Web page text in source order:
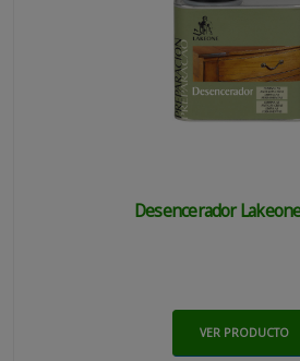
Desencerador
VER PRODUCTO